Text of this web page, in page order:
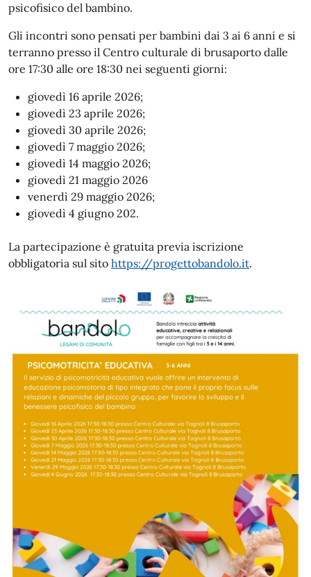
psicofisico del bambino.
Gli incontri sono pensati per bambini dai 3 ai 6 anni e si
terranno presso il Centro culturale di brusaporto dalle
ore 17:30 alle ore 18:30 nei seguenti giorni:
giovedì 16 aprile 2026;
giovedì 23 aprile 2026;
giovedì 30 aprile 2026;
giovedì 7 maggio 2026;
giovedì 14 maggio 2026;
giovedì 21 maggio 2026
venerdì 29 maggio 2026;
giovedì 4 giugno 202.
La partecipazione è gratuita previa iscrizione
obbligatoria sul sito https://progettobandolo.it.